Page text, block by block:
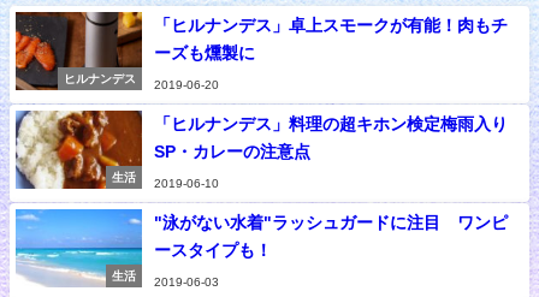
ヒルナンデス
「ヒルナンデス」卓上スモークが有能！肉もチ
ーズも燻製に
2019-06-20
生活
「ヒルナンデス」料理の超キホン検定梅雨入り
SP・カレーの注意点
2019-06-10
生活
"泳がない水着"ラッシュガードに注目 ワンピ
ースタイプも！
2019-06-03